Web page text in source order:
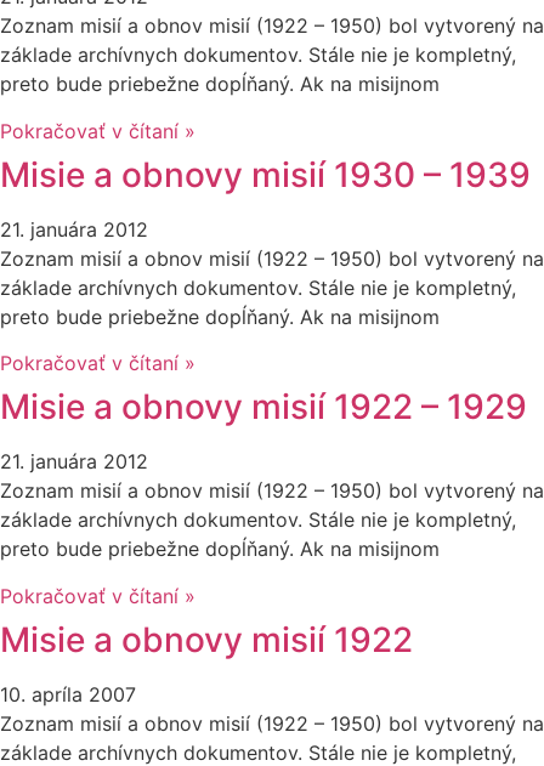
Zoznam misií a obnov misií (1922 – 1950) bol vytvorený na
základe archívnych dokumentov. Stále nie je kompletný,
preto bude priebežne dopĺňaný. Ak na misijnom
Pokračovať v čítaní »
Misie a obnovy misií 1930 – 1939
21. januára 2012
Zoznam misií a obnov misií (1922 – 1950) bol vytvorený na
základe archívnych dokumentov. Stále nie je kompletný,
preto bude priebežne dopĺňaný. Ak na misijnom
Pokračovať v čítaní »
Misie a obnovy misií 1922 – 1929
21. januára 2012
Zoznam misií a obnov misií (1922 – 1950) bol vytvorený na
základe archívnych dokumentov. Stále nie je kompletný,
preto bude priebežne dopĺňaný. Ak na misijnom
Pokračovať v čítaní »
Misie a obnovy misií 1922
10. apríla 2007
Zoznam misií a obnov misií (1922 – 1950) bol vytvorený na
základe archívnych dokumentov. Stále nie je kompletný,